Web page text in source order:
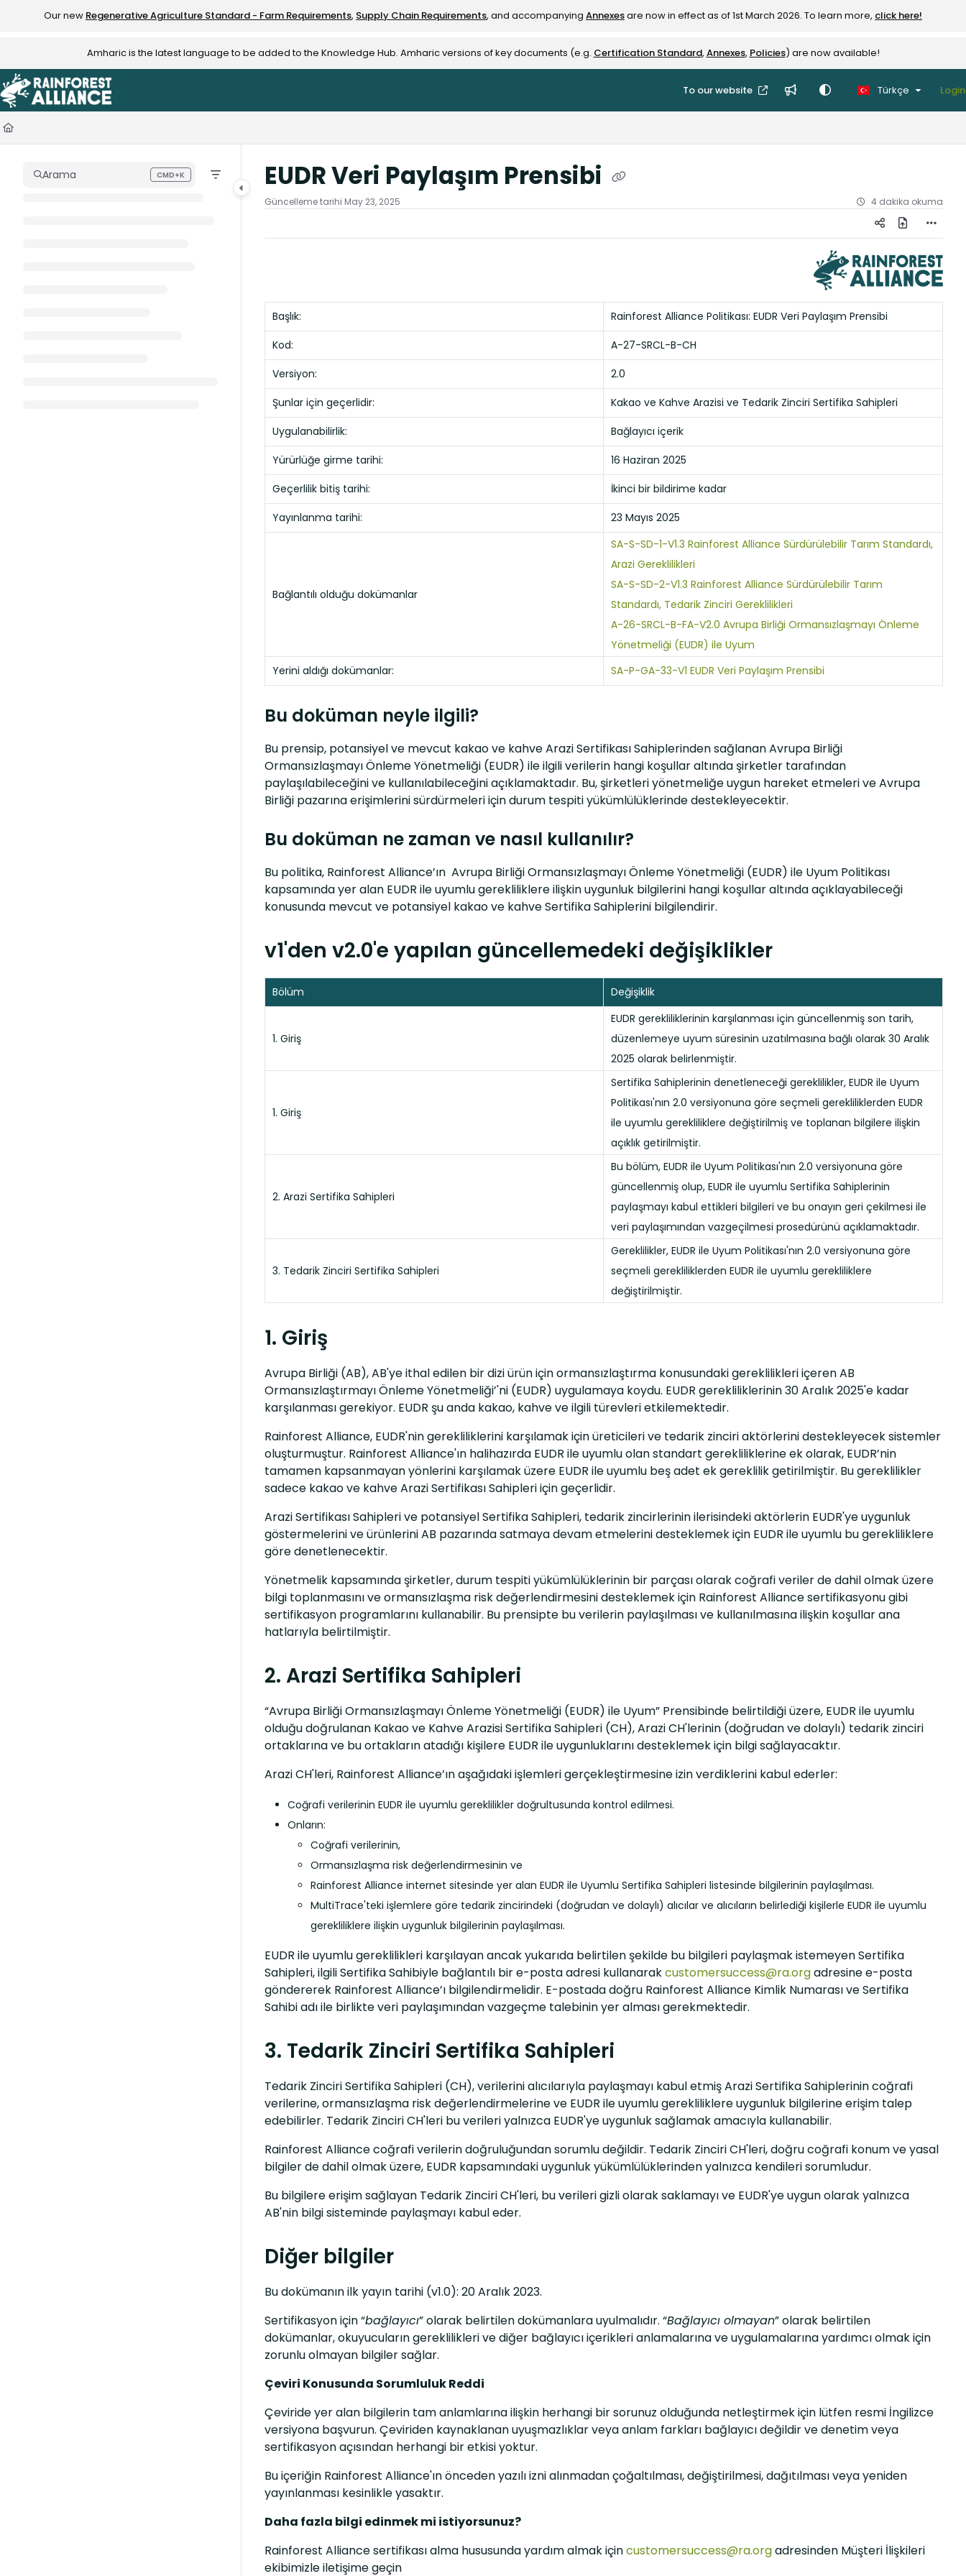
Documentation Index
Use this file to discover all available pages before exploring further.
Our new Regenerative Agriculture Standard - Farm Requirements, Supply Chain Requirements, and accompanying Annexesare now in effect as of 1st March 2026. To learn more, click here!
Amharic is the latest language to be added to the Knowledge Hub. Amharic versions of key documents (e.g. Certification Standard, Annexes, Policies) are now available!
To our website Türkçe Login
Arama CMD+K
Press CMD+K to open search EUDR Veri Paylaşım Prensibi
Güncelleme tarihi May 23, 2025 4 dakika okuma
Başlık:
Rainforest Alliance Politikası: EUDR Veri Paylaşım Prensibi
Kod:
A-27-SRCL-B-CH
Versiyon:
2.0
Şunlar için geçerlidir:
Kakao ve Kahve Arazisi ve Tedarik Zinciri Sertifika Sahipleri
Uygulanabilirlik:
Bağlayıcı içerik
Yürürlüğe girme tarihi:
16 Haziran 2025
Geçerlilik bitiş tarihi:
İkinci bir bildirime kadar
Yayınlanma tarihi:
23 Mayıs 2025
Bağlantılı olduğu dokümanlar
SA-S-SD-1-V1.3 Rainforest Alliance Sürdürülebilir Tarım Standardı,
Arazi Gereklilikleri
SA-S-SD-2-V1.3 Rainforest Alliance Sürdürülebilir Tarım
Standardı, Tedarik Zinciri Gereklilikleri
A-26-SRCL-B-FA-V2.0 Avrupa Birliği Ormansızlaşmayı Önleme
Yönetmeliği (EUDR) ile Uyum
Yerini aldığı dokümanlar:
SA-P-GA-33-V1 EUDR Veri Paylaşım Prensibi
Bu doküman neyle ilgili?
Bu prensip, potansiyel ve mevcut kakao ve kahve Arazi Sertifikası Sahiplerinden sağlanan Avrupa Birliği
Ormansızlaşmayı Önleme Yönetmeliği (EUDR) ile ilgili verilerin hangi koşullar altında şirketler tarafından
paylaşılabileceğini ve kullanılabileceğini açıklamaktadır. Bu, şirketleri yönetmeliğe uygun hareket etmeleri ve Avrupa
Birliği pazarına erişimlerini sürdürmeleri için durum tespiti yükümlülüklerinde destekleyecektir.
Bu doküman ne zaman ve nasıl kullanılır?
Bu politika, Rainforest Alliance’ın Avrupa Birliği Ormansızlaşmayı Önleme Yönetmeliği (EUDR) ile Uyum Politikası
kapsamında yer alan EUDR ile uyumlu gerekliliklere ilişkin uygunluk bilgilerini hangi koşullar altında açıklayabileceği
konusunda mevcut ve potansiyel kakao ve kahve Sertifika Sahiplerini bilgilendirir.
v1'den v2.0'e yapılan güncellemedeki değişiklikler
Bölüm Değişiklik
1. Giriş
EUDR gerekliliklerinin karşılanması için güncellenmiş son tarih,
düzenlemeye uyum süresinin uzatılmasına bağlı olarak 30 Aralık
2025 olarak belirlenmiştir.
1. Giriş
Sertifika Sahiplerinin denetleneceği gereklilikler, EUDR ile Uyum
Politikası'nın 2.0 versiyonuna göre seçmeli gerekliliklerden EUDR
ile uyumlu gerekliliklere değiştirilmiş ve toplanan bilgilere ilişkin
açıklık getirilmiştir.
2. Arazi Sertifika Sahipleri
Bu bölüm, EUDR ile Uyum Politikası'nın 2.0 versiyonuna göre
güncellenmiş olup, EUDR ile uyumlu Sertifika Sahiplerinin
paylaşmayı kabul ettikleri bilgileri ve bu onayın geri çekilmesi ile
veri paylaşımından vazgeçilmesi prosedürünü açıklamaktadır.
3. Tedarik Zinciri Sertifika Sahipleri
Gereklilikler, EUDR ile Uyum Politikası'nın 2.0 versiyonuna göre
seçmeli gerekliliklerden EUDR ile uyumlu gerekliliklere
değiştirilmiştir.
1. Giriş
Avrupa Birliği (AB), AB'ye ithal edilen bir dizi ürün için ormansızlaştırma konusundaki gereklilikleri içeren AB
Ormansızlaştırmayı Önleme Yönetmeliği’'ni (EUDR) uygulamaya koydu. EUDR gerekliliklerinin 30 Aralık 2025'e kadar
karşılanması gerekiyor. EUDR şu anda kakao, kahve ve ilgili türevleri etkilemektedir.
Rainforest Alliance, EUDR'nin gerekliliklerini karşılamak için üreticileri ve tedarik zinciri aktörlerini destekleyecek sistemler
oluşturmuştur. Rainforest Alliance'ın halihazırda EUDR ile uyumlu olan standart gerekliliklerine ek olarak, EUDR’nin
tamamen kapsanmayan yönlerini karşılamak üzere EUDR ile uyumlu beş adet ek gereklilik getirilmiştir. Bu gereklilikler
sadece kakao ve kahve Arazi Sertifikası Sahipleri için geçerlidir.
Arazi Sertifikası Sahipleri ve potansiyel Sertifika Sahipleri, tedarik zincirlerinin ilerisindeki aktörlerin EUDR'ye uygunluk
göstermelerini ve ürünlerini AB pazarında satmaya devam etmelerini desteklemek için EUDR ile uyumlu bu gerekliliklere
göre denetlenecektir.
Yönetmelik kapsamında şirketler, durum tespiti yükümlülüklerinin bir parçası olarak coğrafi veriler de dahil olmak üzere
bilgi toplanmasını ve ormansızlaşma risk değerlendirmesini desteklemek için Rainforest Alliance sertifikasyonu gibi
sertifikasyon programlarını kullanabilir. Bu prensipte bu verilerin paylaşılması ve kullanılmasına ilişkin koşullar ana
hatlarıyla belirtilmiştir.
2. Arazi Sertifika Sahipleri
“Avrupa Birliği Ormansızlaşmayı Önleme Yönetmeliği (EUDR) ile Uyum” Prensibinde belirtildiği üzere, EUDR ile uyumlu
olduğu doğrulanan Kakao ve Kahve Arazisi Sertifika Sahipleri (CH), Arazi CH'lerinin (doğrudan ve dolaylı) tedarik zinciri
ortaklarına ve bu ortakların atadığı kişilere EUDR ile uygunluklarını desteklemek için bilgi sağlayacaktır.
Arazi CH'leri, Rainforest Alliance’ın aşağıdaki işlemleri gerçekleştirmesine izin verdiklerini kabul ederler:
Coğrafi verilerinin EUDR ile uyumlu gereklilikler doğrultusunda kontrol edilmesi.
Onların:
Coğrafi verilerinin,
Ormansızlaşma risk değerlendirmesinin ve
Rainforest Alliance internet sitesinde yer alan EUDR ile Uyumlu Sertifika Sahipleri listesinde bilgilerinin paylaşılması.
MultiTrace'teki işlemlere göre tedarik zincirindeki (doğrudan ve dolaylı) alıcılar ve alıcıların belirlediği kişilerle EUDR ile uyumlu
gerekliliklere ilişkin uygunluk bilgilerinin paylaşılması.
EUDR ile uyumlu gereklilikleri karşılayan ancak yukarıda belirtilen şekilde bu bilgileri paylaşmak istemeyen Sertifika
Sahipleri, ilgili Sertifika Sahibiyle bağlantılı bir e-posta adresi kullanarakcustomersuccess@ra.orgadresine e-posta
göndererek Rainforest Alliance’ı bilgilendirmelidir. E-postada doğru Rainforest Alliance Kimlik Numarası ve Sertifika
Sahibi adı ile birlikte veri paylaşımından vazgeçme talebinin yer alması gerekmektedir.
3. Tedarik Zinciri Sertifika Sahipleri
Tedarik Zinciri Sertifika Sahipleri (CH), verilerini alıcılarıyla paylaşmayı kabul etmiş Arazi Sertifika Sahiplerinin coğrafi
verilerine, ormansızlaşma risk değerlendirmelerine ve EUDR ile uyumlu gerekliliklere uygunluk bilgilerine erişim talep
edebilirler. Tedarik Zinciri CH'leri bu verileri yalnızca EUDR'ye uygunluk sağlamak amacıyla kullanabilir.
Rainforest Alliance coğrafi verilerin doğruluğundan sorumlu değildir. Tedarik Zinciri CH'leri, doğru coğrafi konum ve yasal
bilgiler de dahil olmak üzere, EUDR kapsamındaki uygunluk yükümlülüklerinden yalnızca kendileri sorumludur.
Bu bilgilere erişim sağlayan Tedarik Zinciri CH'leri, bu verileri gizli olarak saklamayı ve EUDR'ye uygun olarak yalnızca
AB'nin bilgi sisteminde paylaşmayı kabul eder.
Diğer bilgiler
Bu dokümanın ilk yayın tarihi (v1.0): 20 Aralık 2023.
Sertifikasyon için “bağlayıcı” olarak belirtilen dokümanlara uyulmalıdır. “Bağlayıcı olmayan” olarak belirtilen
dokümanlar, okuyucuların gereklilikleri ve diğer bağlayıcı içerikleri anlamalarına ve uygulamalarına yardımcı olmak için
zorunlu olmayan bilgiler sağlar.
Çeviri Konusunda Sorumluluk Reddi
Çeviride yer alan bilgilerin tam anlamlarına ilişkin herhangi bir sorunuz olduğunda netleştirmek için lütfen resmi İngilizce
versiyona başvurun. Çeviriden kaynaklanan uyuşmazlıklar veya anlam farkları bağlayıcı değildir ve denetim veya
sertifikasyon açısından herhangi bir etkisi yoktur.
Bu içeriğin Rainforest Alliance'ın önceden yazılı izni alınmadan çoğaltılması, değiştirilmesi, dağıtılması veya yeniden
yayınlanması kesinlikle yasaktır.
Daha fazla bilgi edinmek mi istiyorsunuz?
Rainforest Alliance sertifikası alma hususunda yardım almak içincustomersuccess@ra.orgadresinden Müşteri İlişkileri
ekibimizle iletişime geçin